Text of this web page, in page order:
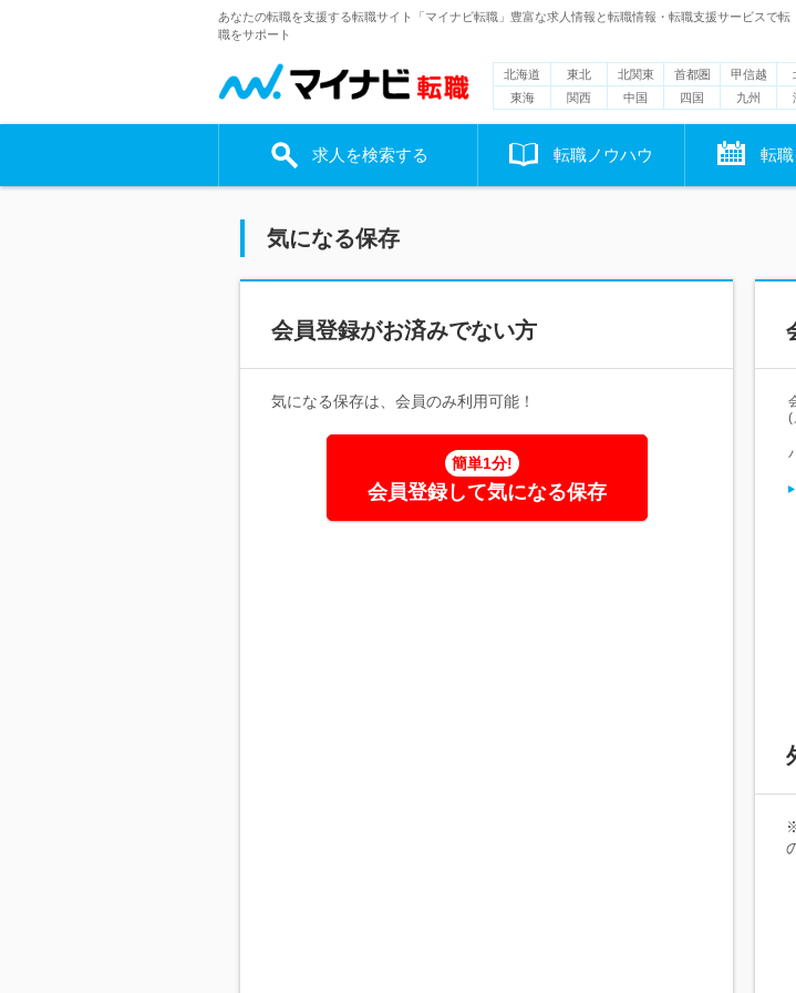
あなたの転職を支援する転職サイト「マイナビ転職」豊富な求人情報と転職情報・転職支援サービスで転
職をサポート
北海道 東北 北関東 首都圏 甲信越
東海
関西 中国 四国 九州
求人を検索する 転職ノウハウ 転
気になる保存
会員登録がお済みでない方
気になる保存は、会員のみ利用可能！
簡単1分!
会員登録して気になる保存
(